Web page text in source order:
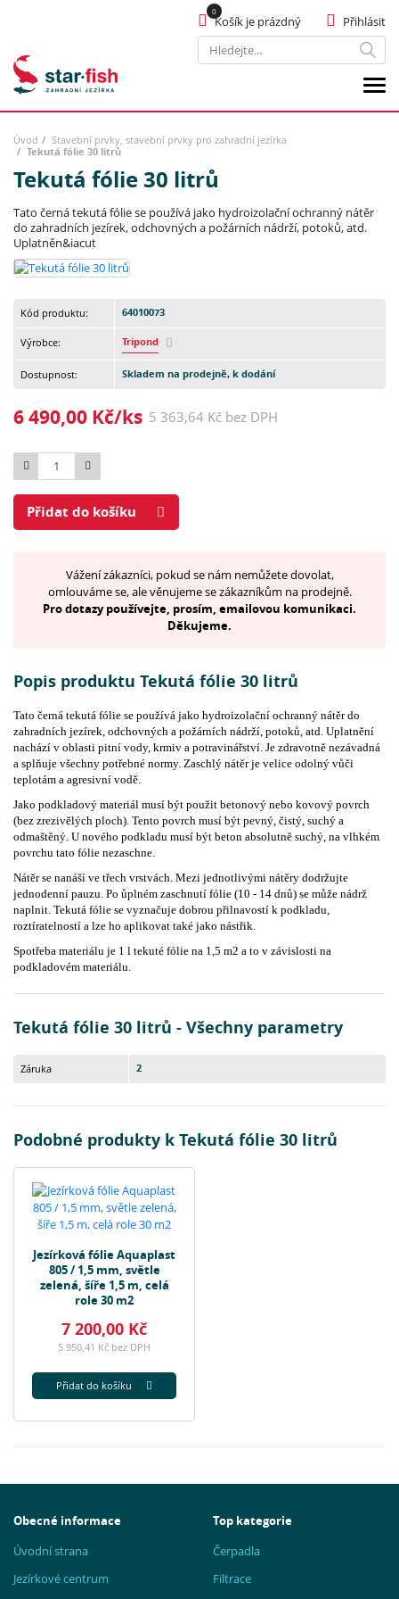
Hledat
Přihlásit
Košík je prázdný
Úvod Stavební prvky, stavební prvky pro zahradní jezírka
Tekutá fólie 30 litrů
Tekutá fólie 30 litrů
Tato černá tekutá fólie se používá jako hydroizolační ochranný nátěr
do zahradních jezírek, odchovných a požárních nádrží, potoků, atd.
Uplatněn&iacut
Kód produktu: 64010073
Výrobce: Tripond
Dostupnost: Skladem na prodejně, k dodání
6 490,00 Kč/ks 5 363,64 Kč bez DPH
Počet
Přidat do košíku
Vážení zákazníci, pokud se nám nemůžete dovolat,
omlouváme se, ale věnujeme se zákazníkům na prodejně.
Pro dotazy používejte, prosím, emailovou komunikaci.
Děkujeme.
Popis produktu Tekutá fólie 30 litrů
Tato černá tekutá fólie se používá jako hydroizolační ochranný nátěr do
zahradních jezírek, odchovných a požárních nádrží, potoků, atd. Uplatnění
nachází v oblasti pitní vody, krmiv a potravinářství. Je zdravotně nezávadná
a splňuje všechny potřebné normy. Zaschlý nátěr je velice odolný vůči
teplotám a agresivní vodě.
Jako podkladový materiál musí být použit betonový nebo kovový povrch
(bez zrezivělých ploch). Tento povrch musí být pevný, čistý, suchý a
odmaštěný. U nového podkladu musí být beton absolutně suchý, na vlhkém
povrchu tato fólie nezaschne.
Nátěr se nanáší ve třech vrstvách. Mezi jednotlivými nátěry dodržujte
jednodenní pauzu. Po ůplném zaschnutí fólie (10 - 14 dnů) se může nádrž
naplnit. Tekutá fólie se vyznačuje dobrou přilnavostí k podkladu,
roztíratelností a lze ho aplikovat také jako nástřik.
Spotřeba materiálu je 1 l tekuté fólie na 1,5 m2 a to v závislosti na
podkladovém materiálu.
Tekutá fólie 30 litrů - Všechny parametry
Záruka 2
Podobné produkty k Tekutá fólie 30 litrů
Jezírková fólie Aquaplast
805 / 1,5 mm, světle
zelená, šíře 1,5 m, celá
role 30 m2
7 200,00 Kč
5 950,41 Kč bez DPH
Přidat do košíku
Obecné informace
Úvodní strana
Jezírkové centrum
Top kategorie
Čerpadla
Filtrace